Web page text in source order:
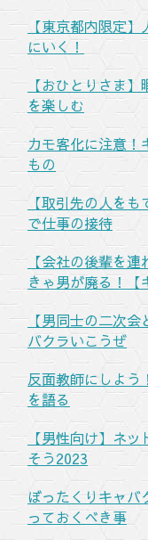
【東京都内限定】
にいく！
【おひとりさま
を楽しむ
カモ客化に注意！
もの
【取引先の人を
で仕事の接待
【会社の後輩を
きゃ男が廃る！
【男同士の二次会
バクラいこうぜ
反面教師にしよ
を語る
【男性向け】ネ
そう2023
ぼったくりキャバ
っておくべき事